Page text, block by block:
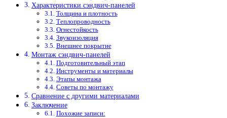
Характеристики сэндвич-панелей
Толщина и плотность
Теплопроводность
Огнестойкость
Звукоизоляция
Внешнее покрытие
Монтаж сэндвич-панелей
Подготовительный этап
Инструменты и материалы
Этапы монтажа
Советы по монтажу
Сравнение с другими материалами
Заключение
Похожие записи: